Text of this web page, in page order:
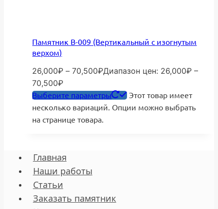
Памятник В-009 (Вертикальный с изогнутым
верхом)
26,000₽ – 70,500₽Диапазон цен: 26,000₽ –
70,500₽
Выберите параметры
Этот товар имеет
несколько вариаций. Опции можно выбрать
на странице товара.
Главная
Наши работы
Статьи
Заказать памятник